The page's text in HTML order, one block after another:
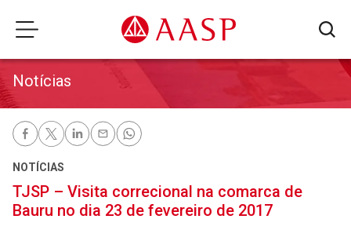
Notícias
NOTÍCIAS
TJSP – Visita correcional na comarca de
Bauru no dia 23 de fevereiro de 2017